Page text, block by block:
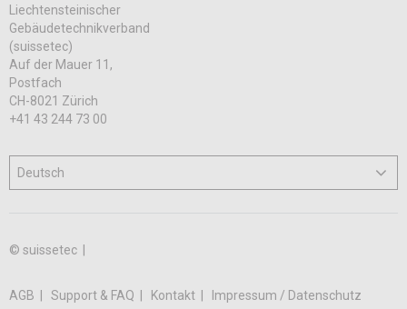
Liechtensteinischer
Gebäudetechnikverband
(suissetec)
Auf der Mauer 11,
Postfach
CH-8021 Zürich
+41 43 244 73 00
© suissetec |
AGB Support & FAQ Kontakt Impressum / Datenschutz